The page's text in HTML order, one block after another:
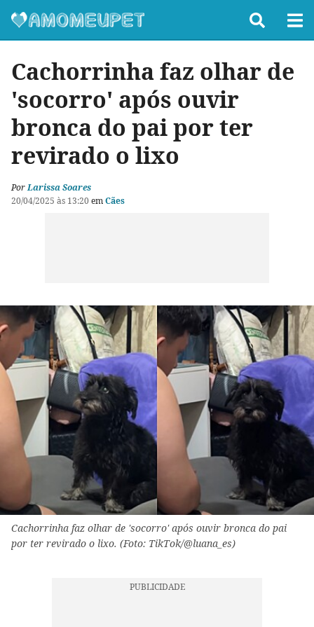
Cachorrinha faz olhar de
'socorro' após ouvir
bronca do pai por ter
revirado o lixo
PorLarissa Soares
20/04/2025 às 13:20 emCães
Cachorrinha faz olhar de 'socorro' após ouvir bronca do pai
por ter revirado o lixo. (Foto: TikTok/@luana_es)